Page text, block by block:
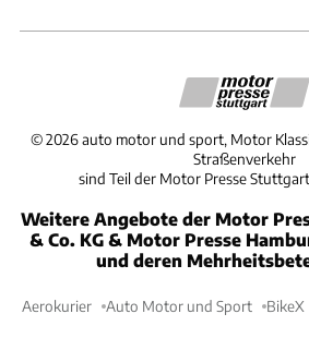
©2026 auto motor und sport, Motor
Straßenverkehr
sind Teil der Motor Presse
Weitere Angebote der Motor
& Co. KG & Motor Presse
und deren
Aerokurier Auto Motor und Sport BikeX